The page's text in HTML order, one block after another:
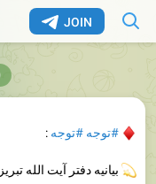
JOIN
#توجه #توجه :
بیانیه دفتر آیت الله